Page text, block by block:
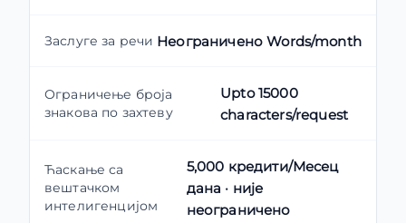
Заслуге за речи Неограничено Words/month
Ограничење броја
знакова по захтеву
Upto 15000
characters/request
Ћаскање са
вештачком
интелигенцијом
5,000 кредити/Месец
дана · није
неограничено